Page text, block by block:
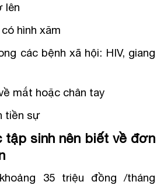
lên
hình xăm
các bệnh xã hội: HIV, giang
mắt hoặc chân tay
tiền sự
tập sinh nên biết về đơn
35 triệu đồng /tháng